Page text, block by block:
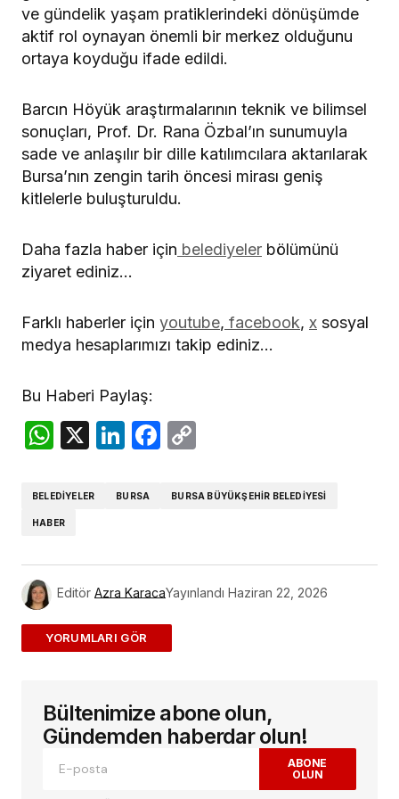
ve gündelik yaşam pratiklerindeki dönüşümde
aktif rol oynayan önemli bir merkez olduğunu
ortaya koyduğu ifade edildi.
Barcın Höyük araştırmalarının teknik ve bilimsel
sonuçları, Prof. Dr. Rana Özbal’ın sunumuyla
sade ve anlaşılır bir dille katılımcılara aktarılarak
Bursa’nın zengin tarih öncesi mirası geniş
kitlelerle buluşturuldu.
Daha fazla haber için belediyeler bölümünü
ziyaret ediniz…
Farklı haberler için youtube, facebook, x sosyal
medya hesaplarımızı takip ediniz…
Bu Haberi Paylaş:
WhatsApp
X LinkedIn
Facebook
BELEDIYELER BURSA BURSA BÜYÜKŞEHIR BELEDIYESI
HABER
Editör Azra KaracaYayınlandı Haziran 22, 2026
ADD A COMMENT
E-posta adresiniz yayınlanmayacak.
alanlar*ile işaretlenmişlerdir
Yorum
Bültenimize abone olun,
Gündemden haberdar olun!
ABONE
OLUN